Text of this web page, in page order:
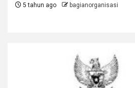
5 tahun ago bagianorganisasi